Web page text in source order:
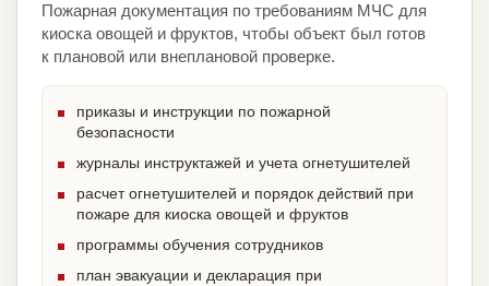
Пожарная документация по требованиям МЧС для
киоска овощей и фруктов, чтобы объект был готов
к плановой или внеплановой проверке.
приказы и инструкции по пожарной
безопасности
журналы инструктажей и учета огнетушителей
расчет огнетушителей и порядок действий при
пожаре для киоска овощей и фруктов
программы обучения сотрудников
план эвакуации и декларация при